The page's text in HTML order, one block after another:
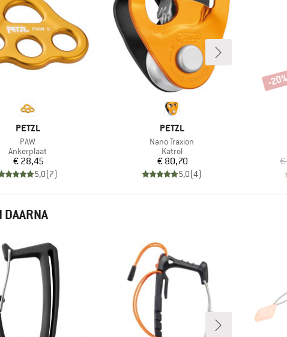
MERK
PETZL
Artikel
PAW
Productgroep
Ankerplaat
Prijs
€ 28,45
5,0(7)
MERK
PETZL
Artikel
Nano Traxion
Productgroep
Katrol
Prijs
€ 80,70
5,0(4)
€
-
DAARNA